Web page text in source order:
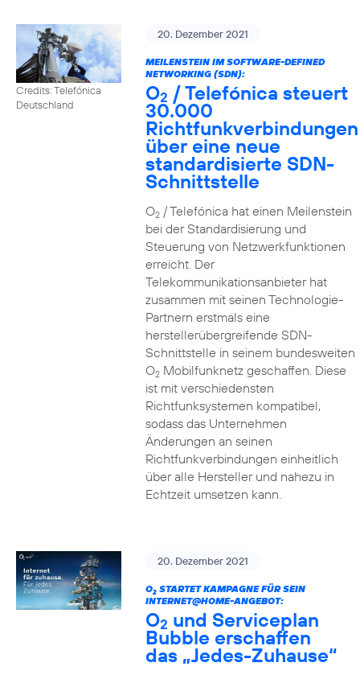
Credits: Telefónica
Deutschland
20. Dezember 2021
MEILENSTEIN IM SOFTWARE-DEFINED
NETWORKING (SDN):
O2 / Telefónica steuert
30.000
Richtfunkverbindungen
über eine neue
standardisierte SDN-
Schnittstelle
O2/ Telefónica hat einen Meilenstein
bei der Standardisierung und
Steuerung von Netzwerkfunktionen
erreicht. Der
Telekommunikationsanbieter hat
zusammen mit seinen Technologie-
Partnern erstmals eine
herstellerübergreifende SDN-
Schnittstelle in seinem bundesweiten
O2Mobilfunknetz geschaffen. Diese
ist mit verschiedensten
Richtfunksystemen kompatibel,
sodass das Unternehmen
Änderungen an seinen
Richtfunkverbindungen einheitlich
über alle Hersteller und nahezu in
Echtzeit umsetzen kann.
20. Dezember 2021
O2STARTET KAMPAGNE FÜR SEIN
INTERNET@HOME-ANGEBOT:
O2 und Serviceplan
Bubble erschaffen
das „Jedes-Zuhause“